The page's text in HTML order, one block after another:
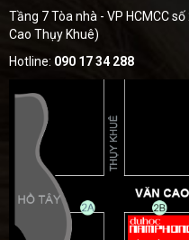
Tầng 7 Tòa nhà - VP HCMCC
Cao Thụy Khuê)
Hotline: 090 17 34 288